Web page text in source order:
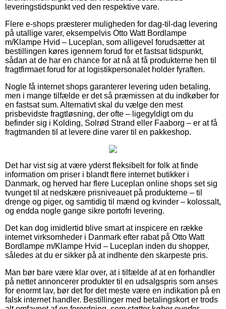
leveringstidspunkt ved den respektive vare.
Flere e-shops præsterer muligheden for dag-til-dag levering
på utallige varer, eksempelvis Otto Watt Bordlampe
m/Klampe Hvid – Luceplan, som alligevel forudsætter at
bestillingen køres igennem forud for et fastsat tidspunkt,
sådan at de har en chance for at nå at få produkterne hen til
fragtfirmaet forud for at logistikpersonalet holder fyraften.
Nogle få internet shops garanterer levering uden betaling,
men i mange tilfælde er det så præmissen at du indkøber for
en fastsat sum. Alternativt skal du vælge den mest
prisbevidste fragtløsning, der ofte – ligegyldigt om du
befinder sig i Kolding, Solrød Strand eller Faaborg – er at få
fragtmanden til at levere dine varer til en pakkeshop.
Det har vist sig at være yderst fleksibelt for folk at finde
information om priser i blandt flere internet butikker i
Danmark, og herved har flere Luceplan online shops set sig
tvunget til at nedskære prisniveauet på produkterne – til
drenge og piger, og samtidig til mænd og kvinder – kolossalt,
og endda nogle gange sikre portofri levering.
Det kan dog imidlertid blive smart at inspicere en række
internet virksomheder i Danmark efter rabat på Otto Watt
Bordlampe m/Klampe Hvid – Luceplan inden du shopper,
således at du er sikker på at indhente den skarpeste pris.
Man bør bare være klar over, at i tilfælde af at en forhandler
på nettet annoncerer produkter til en udsalgspris som anses
for enormt lav, bør det for det meste være en indikation på en
falsk internet handler. Bestillinger med betalingskort er trods